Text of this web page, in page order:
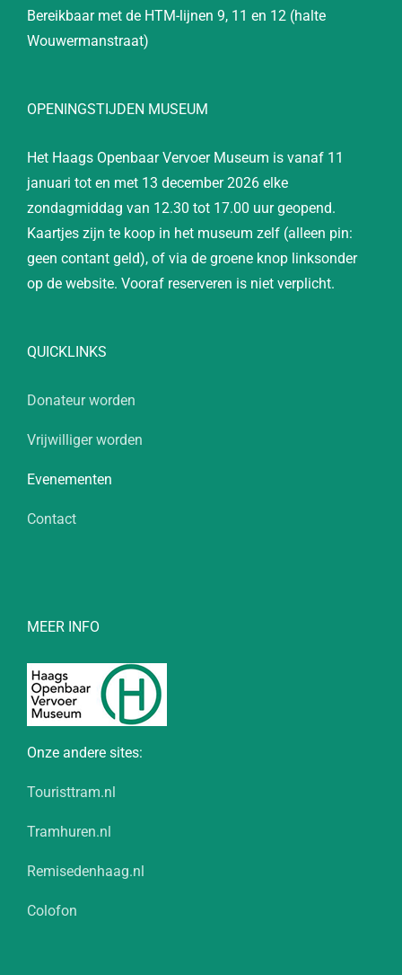
Bereikbaar met de HTM-lijnen 9, 11 en 12 (halte
Wouwermanstraat)
OPENINGSTIJDEN MUSEUM
Het Haags Openbaar Vervoer Museum is vanaf 11
januari tot en met 13 december 2026 elke
zondagmiddag van 12.30 tot 17.00 uur geopend.
Kaartjes zijn te koop in het museum zelf (alleen pin:
geen contant geld), of via de groene knop linksonder
op de website. Vooraf reserveren is niet verplicht.
QUICKLINKS
Donateur worden
Vrijwilliger worden
Evenementen
Contact
MEER INFO
Onze andere sites:
Touristtram.nl
Tramhuren.nl
Remisedenhaag.nl
Colofon